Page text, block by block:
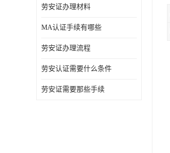
劳安证办理材料
MA认证手续有哪些
劳安证办理流程
劳安认证需要什么条件
劳安证需要那些手续